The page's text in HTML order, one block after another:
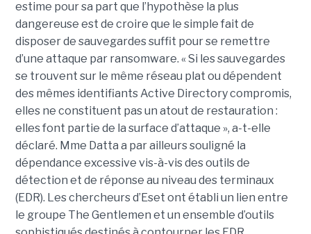
estime pour sa part que l’hypothèse la plus
dangereuse est de croire que le simple fait de
disposer de sauvegardes suffit pour se remettre
d’une attaque par ransomware. « Si les sauvegardes
se trouvent sur le même réseau plat ou dépendent
des mêmes identifiants Active Directory compromis,
elles ne constituent pas un atout de restauration :
elles font partie de la surface d’attaque », a-t-elle
déclaré. Mme Datta a par ailleurs souligné la
dépendance excessive vis-à-vis des outils de
détection et de réponse au niveau des terminaux
(EDR). Les chercheurs d’Eset ont établi un lien entre
le groupe The Gentlemen et un ensemble d’outils